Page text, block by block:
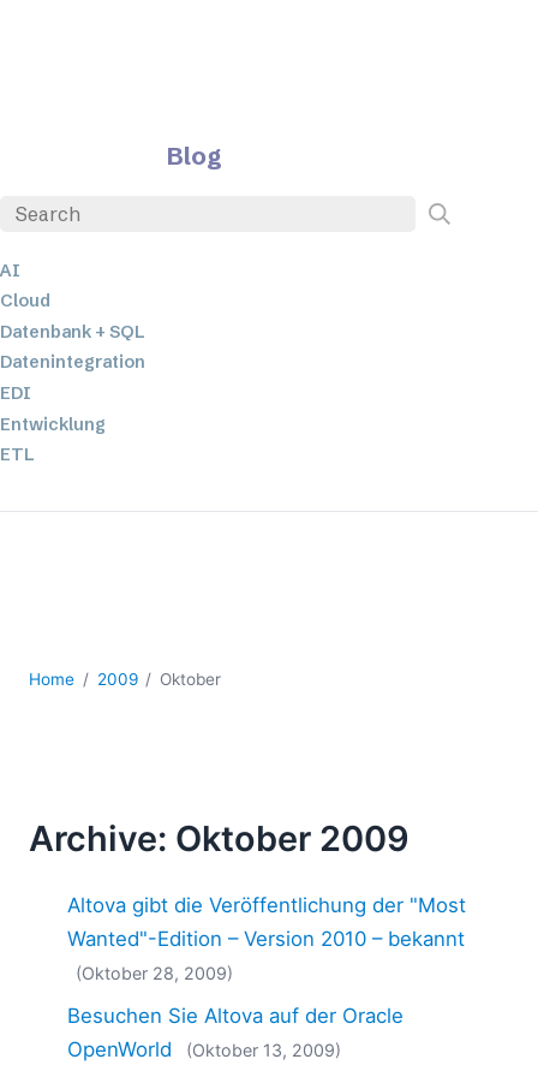
Blog
AI
Cloud
Datenbank + SQL
Datenintegration
EDI
Entwicklung
ETL
Low-Code- und No-Code-Entwicklung
XBRL
2026
2024
2023
2022
2020
2019
Home 2009 Oktober
Archive: Oktober 2009
Altova gibt die Veröffentlichung der "Most
Wanted"-Edition – Version 2010 – bekannt
(Oktober 28, 2009)
Besuchen Sie Altova auf der Oracle
OpenWorld
(Oktober 13, 2009)